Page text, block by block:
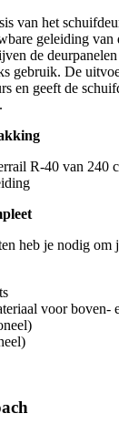
van het
geleiding
de
gebruik. De
en geeft de
R-40 van 240
heb je nodig om
voor boven-